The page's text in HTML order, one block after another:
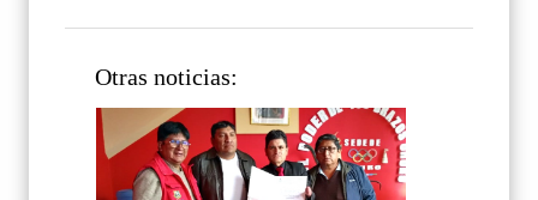
Otras noticias: